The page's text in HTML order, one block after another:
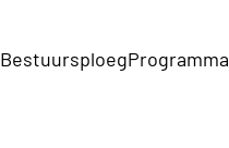
BestuursploegProgramma